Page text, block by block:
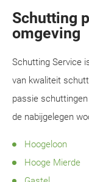
Schutting
omgeving
Schutting Service
van kwaliteit
passie
de nabijgelegen
Hoogeloon
Hooge Mierde